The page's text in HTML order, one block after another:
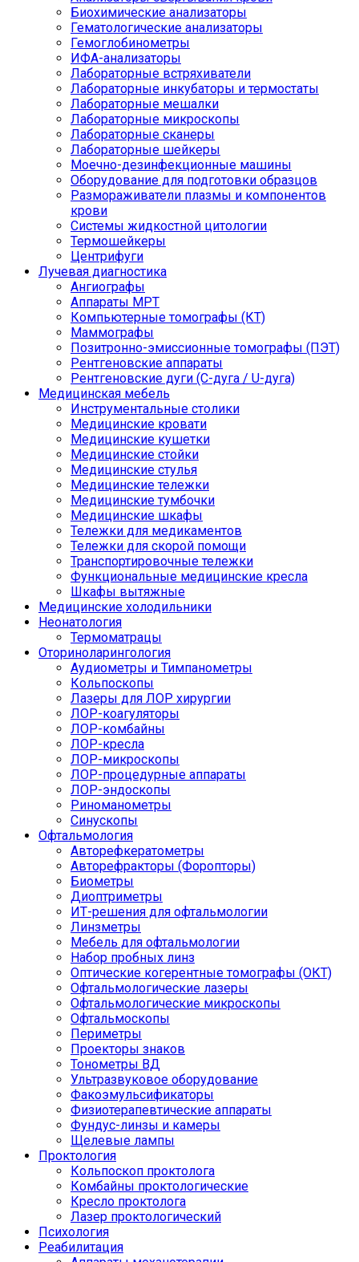
Биохимические анализаторы
Гематологические анализаторы
Гемоглобинометры
ИФА-анализаторы
Лабораторные встряхиватели
Лабораторные инкубаторы и термостаты
Лабораторные мешалки
Лабораторные микроскопы
Лабораторные сканеры
Лабораторные шейкеры
Моечно-дезинфекционные машины
Оборудование для подготовки образцов
Размораживатели плазмы и компонентов
крови
Системы жидкостной цитологии
Термошейкеры
Центрифуги
Лучевая диагностика
Ангиографы
Аппараты МРТ
Компьютерные томографы (КТ)
Маммографы
Позитронно-эмиссионные томографы (ПЭТ)
Рентгеновские аппараты
Рентгеновские дуги (С-дуга / U-дуга)
Медицинская мебель
Инструментальные столики
Медицинские кровати
Медицинские кушетки
Медицинские стойки
Медицинские стулья
Медицинские тележки
Медицинские тумбочки
Медицинские шкафы
Тележки для медикаментов
Тележки для скорой помощи
Транспортировочные тележки
Функциональные медицинские кресла
Шкафы вытяжные
Медицинские холодильники
Неонатология
Термоматрацы
Оториноларингология
Аудиометры и Тимпанометры
Кольпоскопы
Лазеры для ЛОР хирургии
ЛОР-коагуляторы
ЛОР-комбайны
ЛОР-кресла
ЛОР-микроскопы
ЛОР-процедурные аппараты
ЛОР-эндоскопы
Риноманометры
Синускопы
Офтальмология
Авторефкератометры
Авторефракторы (Форопторы)
Биометры
Диоптриметры
ИТ-решения для офтальмологии
Линзметры
Мебель для офтальмологии
Набор пробных линз
Оптические когерентные томографы (ОКТ)
Офтальмологические лазеры
Офтальмологические микроскопы
Офтальмоскопы
Периметры
Проекторы знаков
Тонометры ВД
Ультразвуковое оборудование
Факоэмульсификаторы
Физиотерапевтические аппараты
Фундус-линзы и камеры
Щелевые лампы
Проктология
Кольпоскоп проктолога
Комбайны проктологические
Кресло проктолога
Лазер проктологический
Психология
Реабилитация